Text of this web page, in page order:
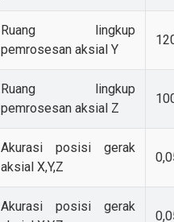
Ruang lingkup
pemrosesan aksial Y
Ruang lingkup
pemrosesan aksial Z
Akurasi posisi gerak
aksial X,Y,Z
Akurasi posisi gerak